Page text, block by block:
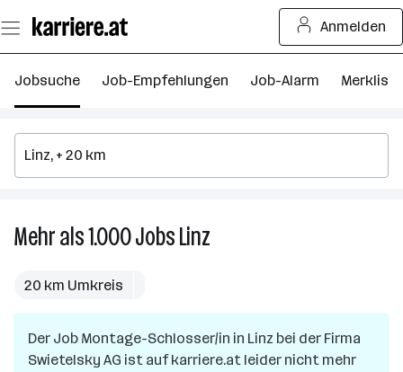
Seiteninhalt
springen
Anmelden
Jobsuche Job-Empfehlungen Job-Alarm Merkliste
Mehr als 1.000JobsLinz
in
Linz
20 km Umkreis
Der Job Montage-Schlosser/in in Linz bei der Firma
Swietelsky AG ist auf karriere.at leider nicht mehr